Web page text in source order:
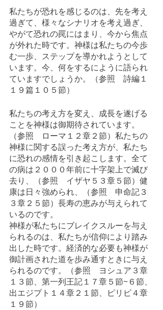
私たちが恐れを感じるのは、先を考え
過ぎて、様々なシナリオを考え過ぎ、
やがて恐れの罠にはまり、今から焦点
が外れた時です。神様は私たちの今歩
む一歩、ステップを導かれようとして
います。今、何をするにように語られ
ていますでしょうか。（参照　詩編１
１９篇１０５節）
私たちの考え方を変え、成長を遂げる
ことを神様は御期待されています。
（参照　ローマ１２章２節）私たちの
神様に関する誤った考え方が、私たち
に恐れの感情を引き起こします。全て
の病は２０００年前に十字架上で滅び
去り、（参照　イザヤ５３章５節）健
康は日々強められ、（参照　申命記３
３章２５節）長寿の恵みが与えられて
いるのです。
神様が私たちにブレイクスルーを与え
られるのは、私たちが信仰により踏み
出した時です。経済的な必要も神様が
御計画された道を歩み通すときに与え
られるのです。（参照　ヨシュア３章
１３節、第一列王記１７章５節~６節、
出エジプト１４章２１節、ピリピ４章
１９節）